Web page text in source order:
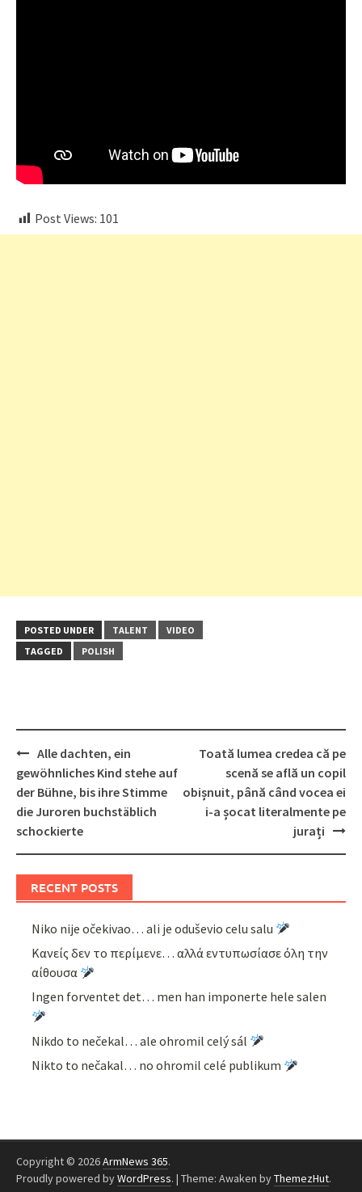
Post Views: 101
POSTED UNDER TALENT
VIDEO
TAGGED
POLISH
Post
navigation
Alle dachten, ein
gewöhnliches Kind stehe auf
der Bühne, bis ihre Stimme
die Juroren buchstäblich
schockierte
Toată lumea credea că pe
scenă se află un copil
obișnuit, până când vocea ei
i-a șocat literalmente pe
jurați
RECENT POSTS
Niko nije očekivao… ali je oduševio celu salu
Κανείς δεν το περίμενε… αλλά εντυπωσίασε όλη την
αίθουσα
Ingen forventet det… men han imponerte hele salen
Nikdo to nečekal… ale ohromil celý sál
Nikto to nečakal… no ohromil celé publikum
Copyright © 2026ArmNews 365.
Proudly powered byWordPress. | Theme: Awaken byThemezHut.